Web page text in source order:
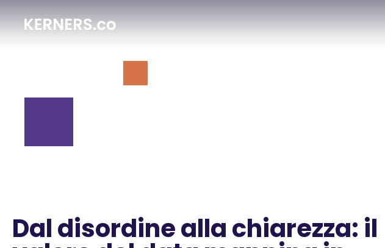
Dal disordine alla chiarezza: il